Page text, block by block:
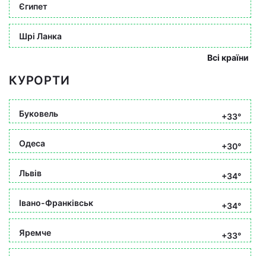
Єгипет
Шрі Ланка
Всі країни
КУРОРТИ
Буковель +33°
Одеса +30°
Львів +34°
Івано-Франківськ +34°
Яремче +33°